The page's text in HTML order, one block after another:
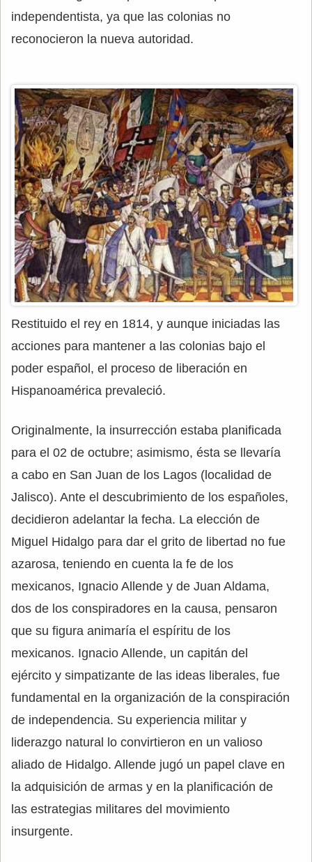
independentista, ya que las colonias no
reconocieron la nueva autoridad.
Restituido el rey en 1814, y aunque iniciadas las
acciones para mantener a las colonias bajo el
poder español, el proceso de liberación en
Hispanoamérica prevaleció.
Originalmente, la insurrección estaba planificada
para el 02 de octubre; asimismo, ésta se llevaría
a cabo en San Juan de los Lagos (localidad de
Jalisco). Ante el descubrimiento de los españoles,
decidieron adelantar la fecha. La elección de
Miguel Hidalgo para dar el grito de libertad no fue
azarosa, teniendo en cuenta la fe de los
mexicanos, Ignacio Allende y de Juan Aldama,
dos de los conspiradores en la causa, pensaron
que su figura animaría el espíritu de los
mexicanos. Ignacio Allende, un capitán del
ejército y simpatizante de las ideas liberales, fue
fundamental en la organización de la conspiración
de independencia. Su experiencia militar y
liderazgo natural lo convirtieron en un valioso
aliado de Hidalgo. Allende jugó un papel clave en
la adquisición de armas y en la planificación de
las estrategias militares del movimiento
insurgente.